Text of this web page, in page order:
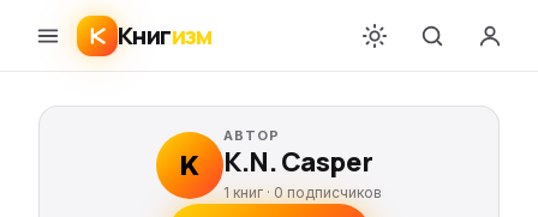
Книгизм
K
АВТОР
K.N. Casper
1 книг · 0 подписчиков